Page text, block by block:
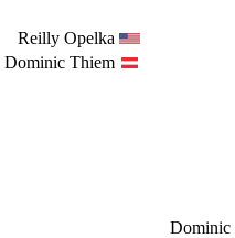
Reilly Opelka
Dominic Thiem
Dominic